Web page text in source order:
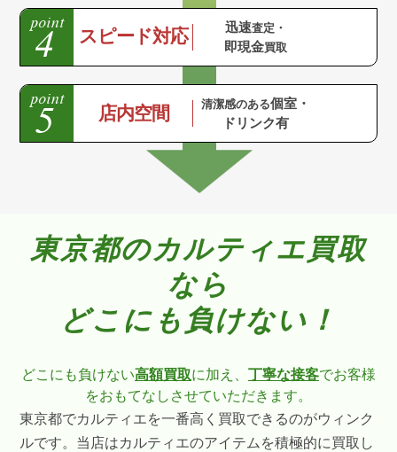
スピード対応 迅速査定・
即現金買取
店内空間 清潔感のある個室・
ドリンク有
東京都のカルティエ買取
なら
どこにも負けない！
どこにも負けない高額買取に加え、 丁寧な接客でお客様
をおもてなしさせていただきます。
東京都でカルティエを一番高く買取できるのがウィンク
ルです。当店はカルティエのアイテムを積極的に買取し